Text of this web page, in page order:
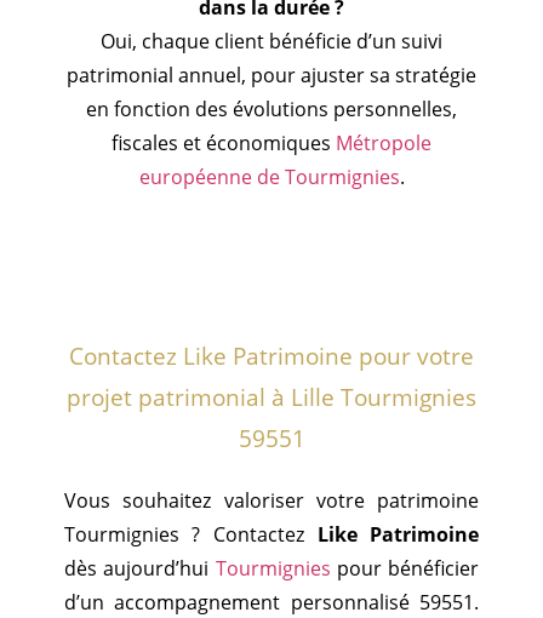
dans la durée ?
Oui, chaque client bénéficie d’un suivi
patrimonial annuel, pour ajuster sa stratégie
en fonction des évolutions personnelles,
fiscales et économiques Métropole
européenne de Tourmignies.
Contactez Like Patrimoine pour votre
projet patrimonial à Lille Tourmignies
59551
Vous souhaitez valoriser votre patrimoine
Tourmignies ? Contactez Like Patrimoine
dès aujourd’hui Tourmignies pour bénéficier
d’un accompagnement personnalisé 59551.